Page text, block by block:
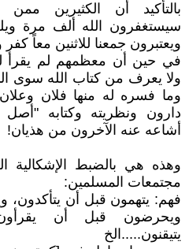
بالتأكيد أن الكثيرين
سيستغفرون الله ألف مرة
ويعتبرون جمعنا للاثنين معاً
في حين أن معظمهم لم يقرأ
ولا يعرف من كتاب الله سوى
وما فسره له منها فلان
دارون ونظريته وكتابه "أصل
أشاعه عنه الآخرون من هذيان!
وهذه هي بالضبط الإشكالية
مجتمعات المسلمين:
فهم: يتهمون قبل أن يتأكدون،
ويحرضون قبل أن
يتيقنون.....الخ